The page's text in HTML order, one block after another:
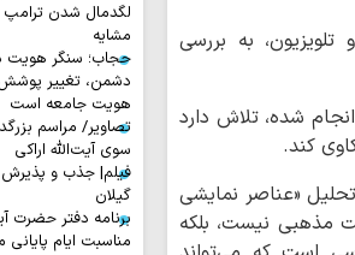
به بررسی
شده، تلاش دارد
کند.
«عناصر نمایشی
مذهبی نیست، بلکه
لگدمال شدن ترامپ
مشایه
حجاب؛ سنگر هویت
دشمن، تغییر پوشش
هویت جامعه است
تصاویر/ مراسم
سوی آیت‌الله اراکی
فیلم| جذب و پذیرش
گیلان
برنامه دفتر حضرت
مناسبت ایام پایانی